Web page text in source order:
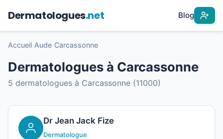
Dermatologues.net Blog
Accueil Aude Carcassonne
Dermatologues à Carcassonne
5 dermatologues à Carcassonne (11000)
Dr Jean Jack Fize
Dermatologue